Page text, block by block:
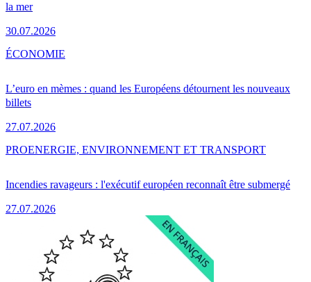
la mer
30.07.2026
L’euro en mèmes : quand les Européens détournent les nouveaux
billets
27.07.2026
ÉCONOMIE
Incendies ravageurs : l'exécutif européen reconnaît être submergé
27.07.2026
PROENERGIE, ENVIRONNEMENT ET TRANSPORT